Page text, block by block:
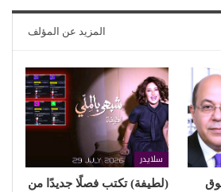
المزيد عن المؤلف
سلايدر
(لطيفة) تكتب فصلًا جديدًا من